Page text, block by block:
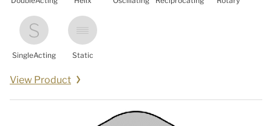
SingleActing Static
View Product